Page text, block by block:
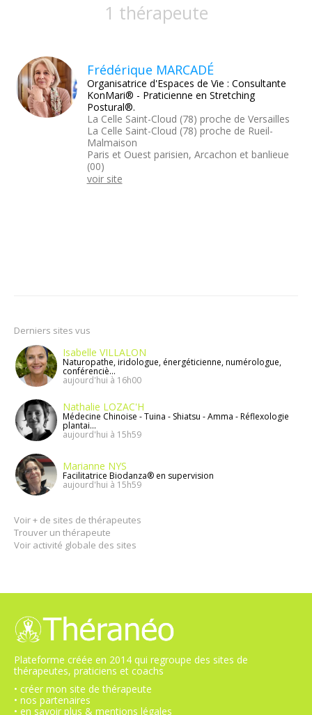
1 thérapeute
Frédérique MARCADÉ
Organisatrice d'Espaces de Vie : Consultante
KonMari® - Praticienne en Stretching
Postural®.
La Celle Saint-Cloud (78) proche de Versailles
La Celle Saint-Cloud (78) proche de Rueil-
Malmaison
Paris et Ouest parisien, Arcachon et banlieue
(00)
voir site
Derniers sites vus
Isabelle VILLALON
Naturopathe, iridologue, énergéticienne, numérologue,
conférenciè...
aujourd'hui à 16h00
Nathalie LOZAC'H
Médecine Chinoise - Tuina - Shiatsu - Amma - Réflexologie
plantai...
aujourd'hui à 15h59
Marianne NYS
Facilitatrice Biodanza® en supervision
aujourd'hui à 15h59
Voir + de sites de thérapeutes
Trouver un thérapeute
Voir activité globale des sites
Plateforme créée en 2014 qui regroupe des sites de
thérapeutes, praticiens et coachs
• créer mon site de thérapeute
• nos partenaires
• en savoir plus & mentions légales